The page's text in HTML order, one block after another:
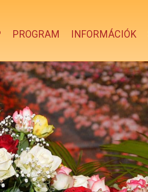
PROGRAM INFORMÁCIÓK